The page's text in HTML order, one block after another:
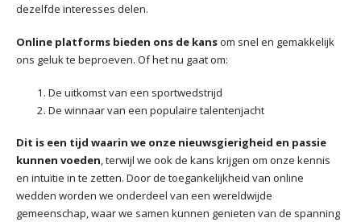
dezelfde interesses delen.
Online platforms bieden ons de kansom snel en gemakkelijk
ons geluk te beproeven. Of het nu gaat om:
De uitkomst van een sportwedstrijd
De winnaar van een populaire talentenjacht
Dit is een tijd waarin we onze nieuwsgierigheid en passie
kunnen voeden, terwijl we ook de kans krijgen om onze kennis
en intuïtie in te zetten. Door de toegankelijkheid van online
wedden worden we onderdeel van een wereldwijde
gemeenschap, waar we samen kunnen genieten van de spanning